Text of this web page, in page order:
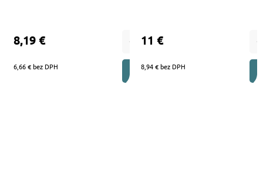
6,66 € bez DPH
8,19 €
DO KOŠÍKA
8,94 € bez DPH
11 €